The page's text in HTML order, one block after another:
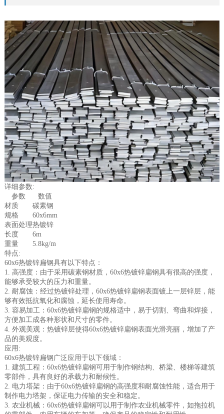
详细参数:
参数
数值
材质
碳素钢
规格
60x6mm
表面处理热镀锌
长度
6m
重量
5.8kg/m
特点:
60x6热镀锌扁钢具有以下特点：
1. 高强度：由于采用碳素钢材质，60x6热镀锌扁钢具有很高的强度，
能够承受较大的压力和重量。
2. 耐腐蚀：经过热镀锌处理，60x6热镀锌扁钢表面镀上一层锌层，能
够有效抵抗氧化和腐蚀，延长使用寿命。
3. 容易加工：60x6热镀锌扁钢的规格适中，易于切割、弯曲和焊接，
方便加工成各种形状和尺寸的零件。
4. 外观美观：热镀锌层使得60x6热镀锌扁钢表面光滑亮丽，增加了产
品的美观度。
应用:
60x6热镀锌扁钢广泛应用于以下领域：
1. 建筑工程：60x6热镀锌扁钢可用于制作钢结构、桥梁、楼梯等建筑
零部件，具有良好的承载力和耐候性。
2. 电力塔架：由于60x6热镀锌扁钢的高强度和耐腐蚀性能，适合用于
制作电力塔架，保证电力传输的安全和稳定。
3. 农业机械：60x6热镀锌扁钢可以用于制作农业机械零件，如拖拉机